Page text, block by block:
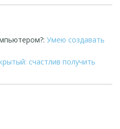
Умею создавать
счастлив получить